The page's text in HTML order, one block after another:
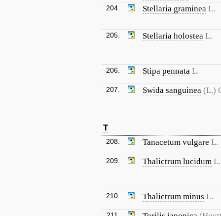
204. Stellaria graminea L.
205. Stellaria holostea L.
206. Stipa pennata L.
207. Swida sanguinea (L.)
T
208. Tanacetum vulgare L.
209. Thalictrum lucidum L.
210. Thalictrum minus L.